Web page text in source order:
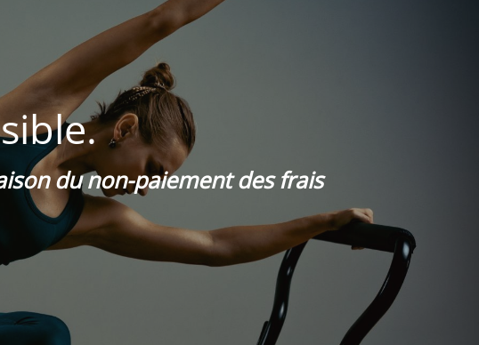
du non-paiement des frais